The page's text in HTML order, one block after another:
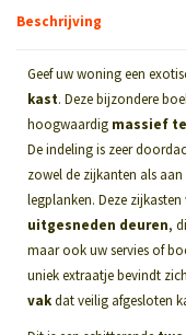
Beschrijving
Geef uw woning een
kast. Deze bijzondere
hoogwaardig massief
De indeling is zeer
zowel de zijkanten als
legplanken. Deze
uitgesneden deuren,
maar ook uw servies of
uniek extraatje bevindt
vakdat veilig afgesloten